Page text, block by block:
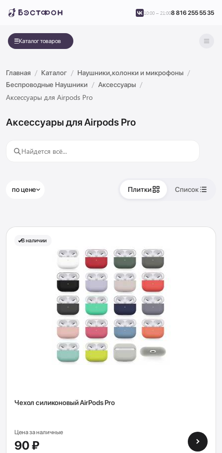
Каталог товаров
10:00 – 21:008 816 255 55 35
Главная Каталог
Наушники,колонки и микрофоны
Беспроводные Наушники
Аксессуары
Аксессуары для Airpods Pro
Аксессуары для Airpods Pro
по цене Плитки Список
В наличии
Чехол силиконовый AirPods Pro
Цена за наличные
90 ₽